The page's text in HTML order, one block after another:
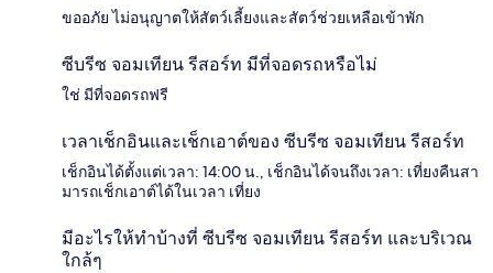
ขออภัย ไม่อนุญาตให้สัตว์เลี้ยงและสัตว์ช่วยเหลือเข้าพัก
ซีบรีซ จอมเทียน รีสอร์ท มีที่จอดรถหรือไม่
ใช่ มีที่จอดรถฟรี
เวลาเช็กอินและเช็กเอาต์ของ ซีบรีซ จอมเทียน รีสอร์ท
เช็กอินได้ตั้งแต่เวลา: 14:00 น., เช็กอินได้จนถึงเวลา: เที่ยงคืนสา
มารถเช็กเอาต์ได้ในเวลา เที่ยง
มีอะไรให้ทำบ้างที่ ซีบรีซ จอมเทียน รีสอร์ท และบริเวณ
ใกล้ๆ